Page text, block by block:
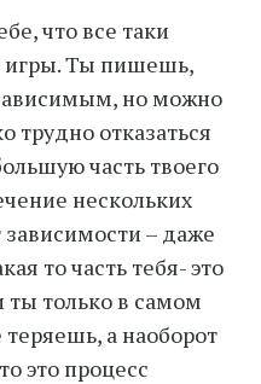
что все таки
игры. Ты пишешь,
но можно
трудно отказаться
часть твоего
нескольких
– даже
то часть тебя- это
ты только в самом
а наоборот
это процесс